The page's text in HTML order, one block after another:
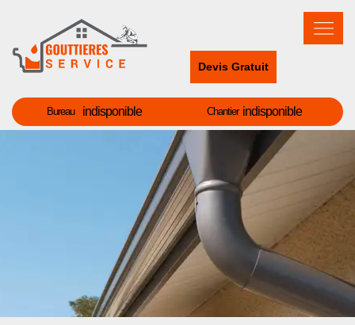
Devis Gratuit
Bureau indisponible Chantier indisponible